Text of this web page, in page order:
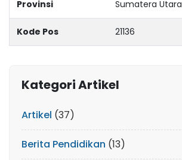
Provinsi Sumatera Utara
Kode Pos 21136
Kategori Artikel
Artikel (37)
Berita Pendidikan (13)